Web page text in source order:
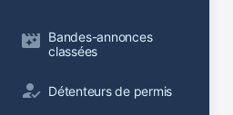
Bandes-annonces
classées
Détenteurs de permis